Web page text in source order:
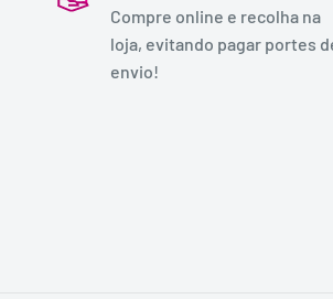
Compre online e recolha na
loja, evitando pagar portes
envio!